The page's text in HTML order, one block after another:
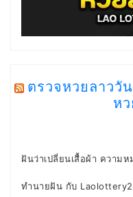
ตรวจหวยลาววั
ห
ฝันว่าเปลี่ยนเสื้อผ้า ความห
ทำนายฝัน กับ